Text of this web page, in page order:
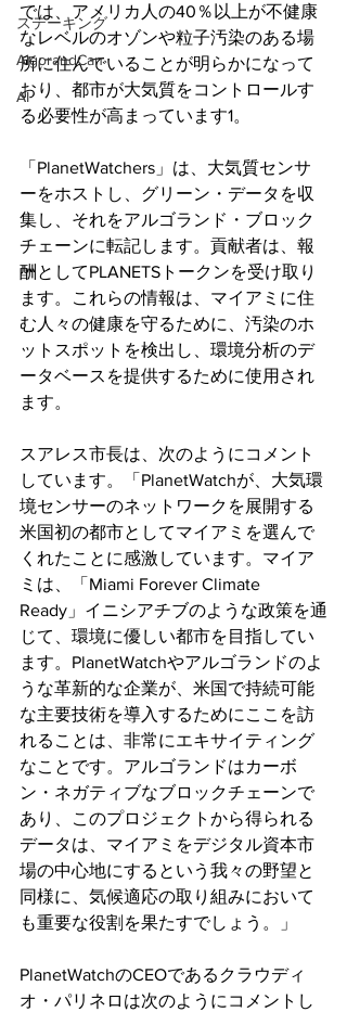
ステーキング
AlgorandCan
AI
では、アメリカ人の40％以上が不健康
なレベルのオゾンや粒子汚染のある場
所に住んでいることが明らかになって
おり、都市が大気質をコントロールす
る必要性が高まっています1。
「PlanetWatchers」は、大気質センサ
ーをホストし、グリーン・データを収
集し、それをアルゴランド・ブロック
チェーンに転記します。貢献者は、報
酬としてPLANETSトークンを受け取り
ます。これらの情報は、マイアミに住
む人々の健康を守るために、汚染のホ
ットスポットを検出し、環境分析のデ
ータベースを提供するために使用され
ます。
スアレス市長は、次のようにコメント
しています。「PlanetWatchが、大気環
境センサーのネットワークを展開する
米国初の都市としてマイアミを選んで
くれたことに感激しています。マイア
ミは、「Miami Forever Climate
Ready」イニシアチブのような政策を通
じて、環境に優しい都市を目指してい
ます。PlanetWatchやアルゴランドのよ
うな革新的な企業が、米国で持続可能
な主要技術を導入するためにここを訪
れることは、非常にエキサイティング
なことです。アルゴランドはカーボ
ン・ネガティブなブロックチェーンで
あり、このプロジェクトから得られる
データは、マイアミをデジタル資本市
場の中心地にするという我々の野望と
同様に、気候適応の取り組みにおいて
も重要な役割を果たすでしょう。」
PlanetWatchのCEOであるクラウディ
オ・パリネロは次のようにコメントし